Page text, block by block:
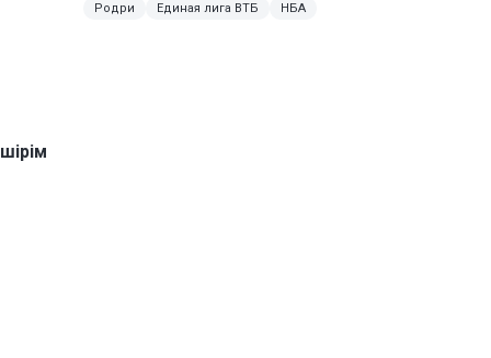
Родри
Единая лига ВТБ НБА